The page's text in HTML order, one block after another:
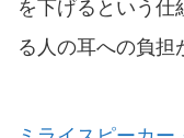
を下げるという仕
る人の耳への負担